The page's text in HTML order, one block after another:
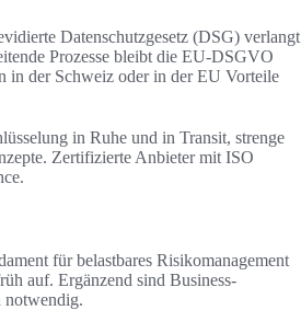
Datenschutzgesetz (DSG) verlangt
Prozesse bleibt die EU-DSGVO
in der Schweiz oder in der EU Vorteile
in Ruhe und in Transit, strenge
Zertifizierte Anbieter mit ISO
für belastbares Risikomanagement
auf. Ergänzend sind Business-
notwendig.